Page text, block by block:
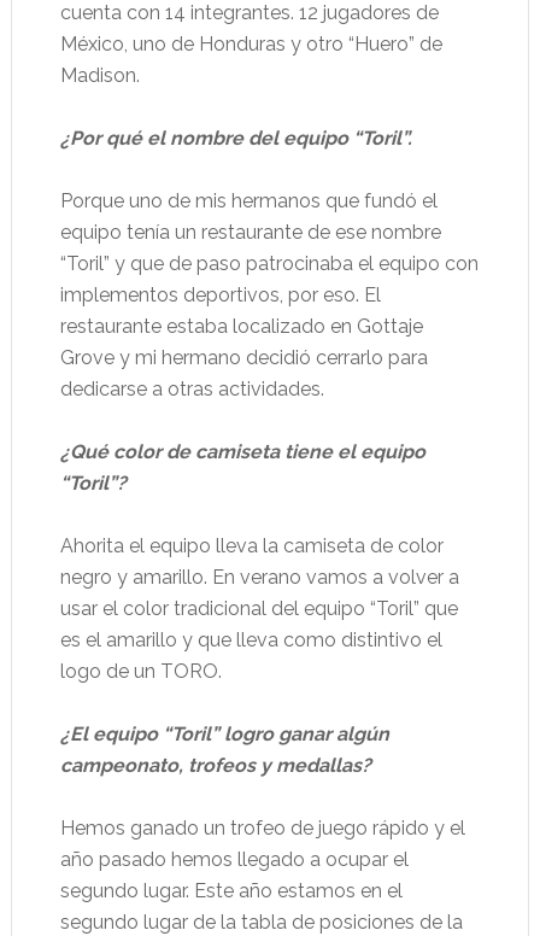
cuenta con 14 integrantes. 12 jugadores de
México, uno de Honduras y otro “Huero” de
Madison.
¿Por qué el nombre del equipo “Toril”.
Porque uno de mis hermanos que fundó el
equipo tenía un restaurante de ese nombre
“Toril” y que de paso patrocinaba el equipo con
implementos deportivos, por eso. El
restaurante estaba localizado en Gottaje
Grove y mi hermano decidió cerrarlo para
dedicarse a otras actividades.
¿Qué color de camiseta tiene el equipo
“Toril”?
Ahorita el equipo lleva la camiseta de color
negro y amarillo. En verano vamos a volver a
usar el color tradicional del equipo “Toril” que
es el amarillo y que lleva como distintivo el
logo de un TORO.
¿El equipo “Toril” logro ganar algún
campeonato, trofeos y medallas?
Hemos ganado un trofeo de juego rápido y el
año pasado hemos llegado a ocupar el
segundo lugar. Este año estamos en el
segundo lugar de la tabla de posiciones de la